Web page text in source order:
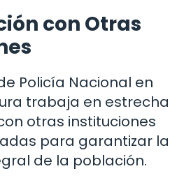
con Otras
Policía Nacional en
trabaja en estrecha
otras instituciones
para garantizar la
de la población.